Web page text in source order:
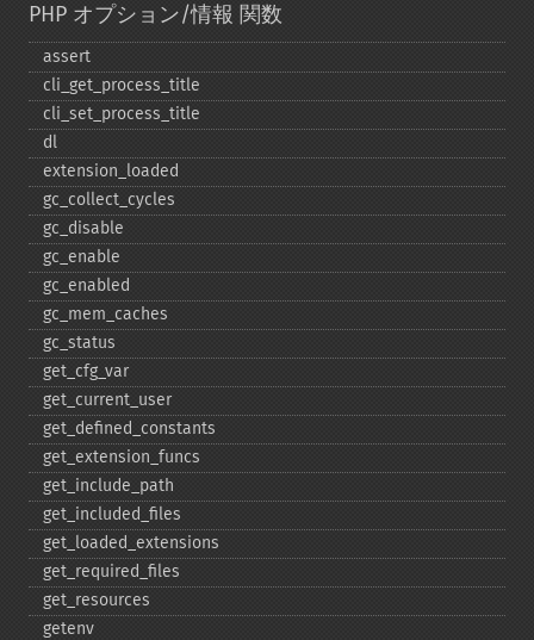
PHP オプション/情報 関数
assert
cli_​get_​process_​title
cli_​set_​process_​title
dl
extension_​loaded
gc_​collect_​cycles
gc_​disable
gc_​enable
gc_​enabled
gc_​mem_​caches
gc_​status
get_​cfg_​var
get_​current_​user
get_​defined_​constants
get_​extension_​funcs
get_​include_​path
get_​included_​files
get_​loaded_​extensions
get_​required_​files
get_​resources
getenv